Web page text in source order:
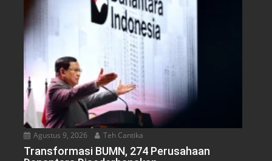
Agustus 9, 2026 Teh Cantika
Transformasi BUMN, 274 Perusahaan